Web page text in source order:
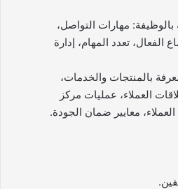
مهارات التواصل،
الفعال، تعدد المهام، إدارة
بالمنتجات والخدمات،
العملاء، عمليات مركز
العملاء، معايير ضمان الجودة.